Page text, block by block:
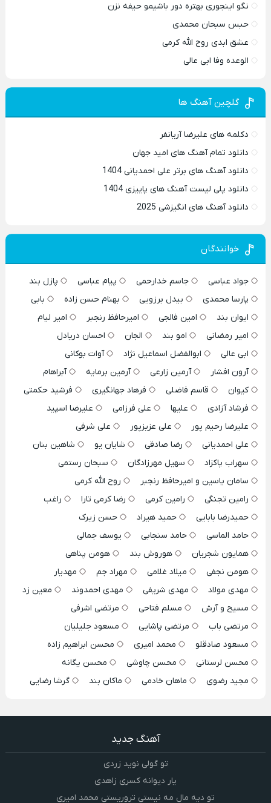
نگو اینجوری بهتره دور باشیمو حیفه نزن
حبس سبحان محمدی
عشق ابدی روح الله کرمی
الوعده وفا ابی عالی
گلچین آهنگ ها
دکلمه های علیرضا آریانفر
دانلود تمام آهنگ های امید جهان
دانلود آهنگ های برتر علی احمدیانی 1404
دانلود پلی لیست آهنگ های پاییزی 1404
دانلود آهنگ های انگیزشی 2025
خوانندگان
جواد عباسی جاسم خدارحمی پیام عباسی
پازل بند
پارسا محمدی
بیدل برزویی بهنام حسن زاده
بابی
ایوان بند
امین فالجی امیرحافظ رنجبر
امیر لیام
امیر رمضانی
امو بند الجان
احسان دریادل
ابی عالی
ابوالفضل اسماعیل نژاد
آوات بوکانی
آرون افشار
آرمین زارعی آرمین برمایه
آبراهام
کیوان
قاسم فاضلی فرهاد جهانگیری
فرشید حکمتی
فرشاد آزادی
علیها علی فرزامی
علیرضا اسپید
علیرضا رحیم پور
علی عزیزپور
علی شرفی
علی احمدیانی
رضا صادقی شایان یو
شاهین بنان
سهراب پاکزاد
سهیل مهرزادگان
سبحان رستمی
سامان یاسین و امیرحافظ رنجبر
روح الله کرمی
رامین تجنگی
رامین کرمی رضا کرمی تارا
راغب
حمیدرضا بابایی
حمید هیراد
حسن زیرک
حامد الماسی
حامد سنجابی
یوسف جمالی
همایون شجریان
هوروش بند
هومن پناهی
هومن نجفی
میلاد غلامی مهراد جم
مهدیار
مهدی مولاد
مهدی شریفی مهدی احمدوند
معین زد
مسیح و آرش
مسلم فتاحی
مرتضی اشرفی
مرتضی باب
مرتضی پاشایی
مسعود جلیلیان
مسعود صادقلو
محمد امیری
محسن ابراهیم زاده
محسن لرستانی
محسن چاوشی
محسن یگانه
مجید رضوی
ماهان خادمی ماکان بند گرشا رضایی
آهنگ جدید
تو گولی نوید زردی
یار دیوانه کسری زاهدی
تو دیه مال مه نیستی تروریستی محمد امیری